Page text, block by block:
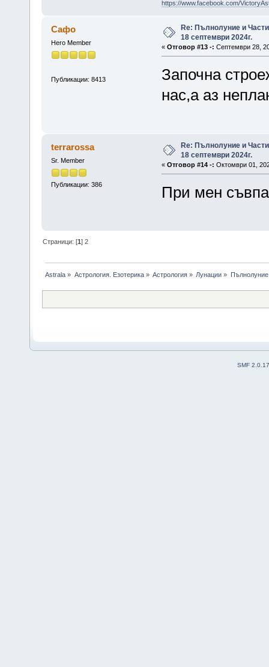
https://www.facebook.com/
Сафо
Hero Member
Публикации: 8413
Re: Пълнолуние и
18 септември 2024г.
« Отговор #13 -: Септември 28,
Започна
нас,а аз
terrarossa
Sr. Member
Публикации: 386
Re: Пълнолуние и
18 септември 2024г.
« Отговор #14 -: Октомври 01,
При мен
Страници: [1]2
Astrala » Астрология. Езотерика» Астрология» Лунации »
SMF 2.0.17